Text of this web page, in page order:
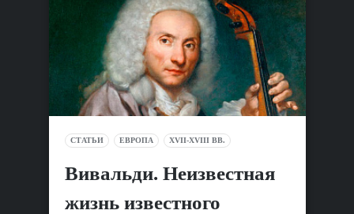
СТАТЬИ ЕВРОПА XVII-XVIII ВВ.
Вивальди. Неизвестная
жизнь известного